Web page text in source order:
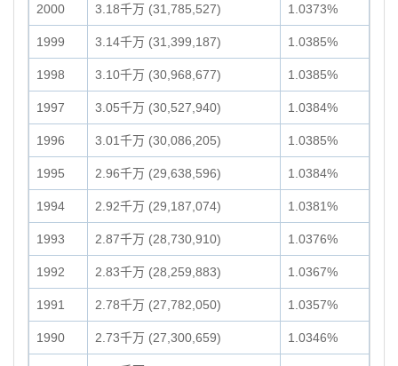
2000 3.18千万 (31,785,527) 1.0373%
1999 3.14千万 (31,399,187) 1.0385%
1998 3.10千万 (30,968,677) 1.0385%
1997 3.05千万 (30,527,940) 1.0384%
1996 3.01千万 (30,086,205) 1.0385%
1995 2.96千万 (29,638,596) 1.0384%
1994 2.92千万 (29,187,074) 1.0381%
1993 2.87千万 (28,730,910) 1.0376%
1992 2.83千万 (28,259,883) 1.0367%
1991 2.78千万 (27,782,050) 1.0357%
1990 2.73千万 (27,300,659) 1.0346%